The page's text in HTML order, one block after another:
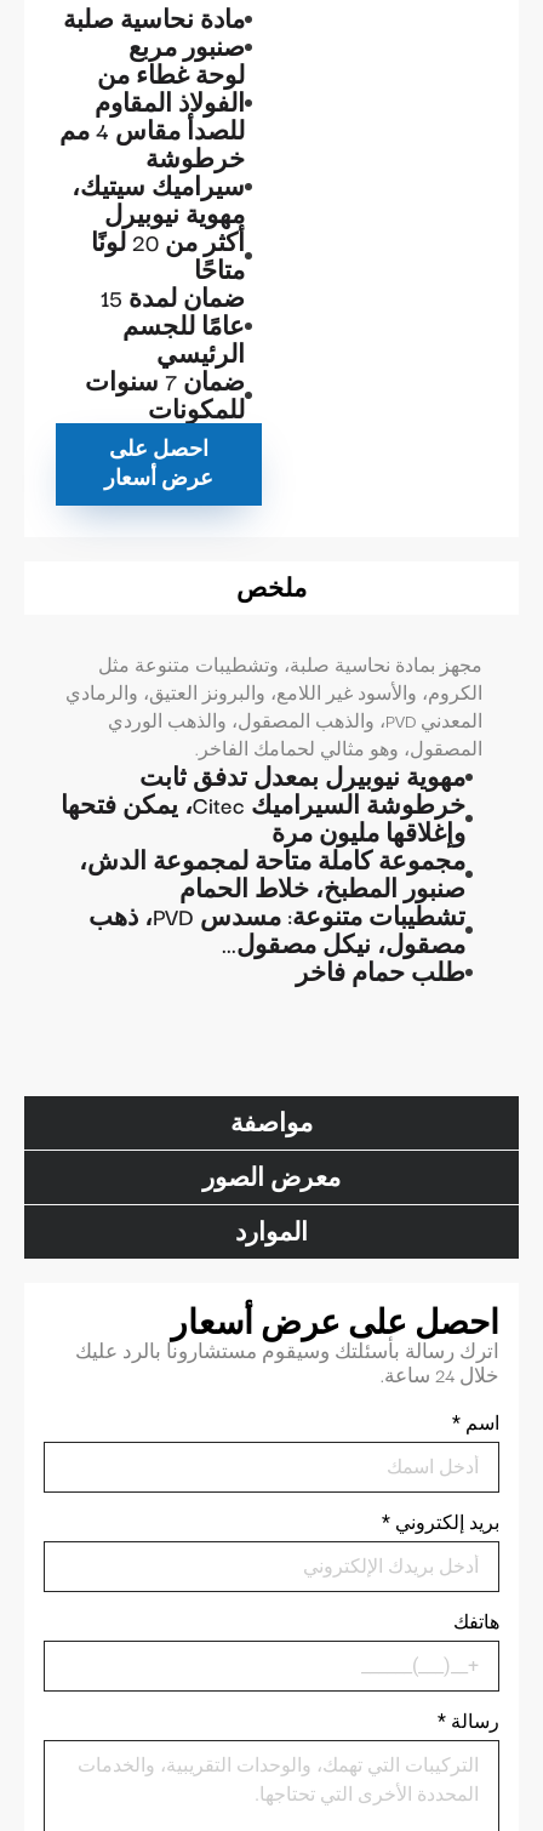
مادة نحاسية صلبة
صنبور مربع
لوحة غطاء من
الفولاذ المقاوم
للصدأ مقاس 4 مم
خرطوشة
سيراميك سيتيك،
مهوية نيوبيرل
أكثر من 20 لونًا
متاحًا
ضمان لمدة 15
عامًا للجسم
الرئيسي
ضمان 7 سنوات
للمكونات
احصل على
عرض أسعار
ملخص
مواصفة
معرض الصور
الموارد
مجهز بمادة نحاسية صلبة، وتشطيبات متنوعة مثل
الكروم، والأسود غير اللامع، والبرونز العتيق، والرمادي
المعدني PVD، والذهب المصقول، والذهب الوردي
المصقول، وهو مثالي لحمامك الفاخر.
مهوية نيوبيرل بمعدل تدفق ثابت
خرطوشة السيراميك Citec، يمكن فتحها
وإغلاقها مليون مرة
مجموعة كاملة متاحة لمجموعة الدش،
صنبور المطبخ، خلاط الحمام
تشطيبات متنوعة: مسدس PVD، ذهب
مصقول، نيكل مصقول...
طلب حمام فاخر
احصل على عرض أسعار
اترك رسالة بأسئلتك وسيقوم مستشارونا بالرد عليك
خلال 24 ساعة.
اسم *
بريد إلكتروني *
هاتفك
رسالة *